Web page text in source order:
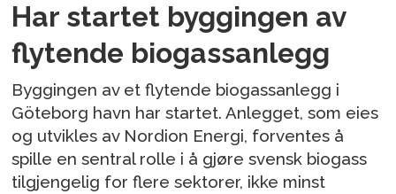
Har startet byggingen av
flytende biogassanlegg
Byggingen av et flytende biogassanlegg i
Göteborg havn har startet. Anlegget, som eies
og utvikles av Nordion Energi, forventes å
spille en sentral rolle i å gjøre svensk biogass
tilgjengelig for flere sektorer, ikke minst